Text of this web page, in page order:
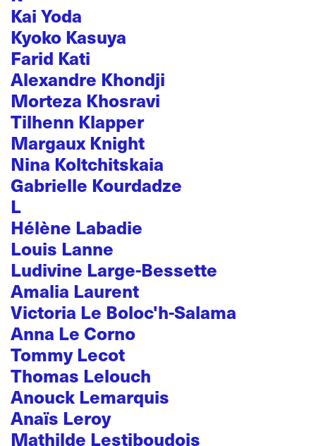
Kai Yoda
Kyoko Kasuya
Farid Kati
Alexandre Khondji
Morteza Khosravi
Tilhenn Klapper
Margaux Knight
Nina Koltchitskaia
Gabrielle Kourdadze
L
Hélène Labadie
Louis Lanne
Ludivine Large-Bessette
Amalia Laurent
Victoria Le Boloc'h-Salama
Anna Le Corno
Tommy Lecot
Thomas Lelouch
Anouck Lemarquis
Anaïs Leroy
Mathilde Lestiboudois